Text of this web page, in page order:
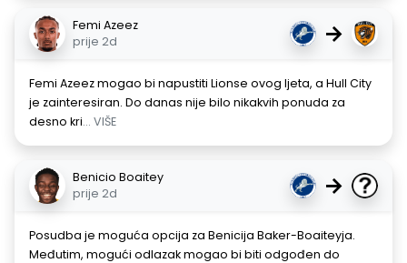
Femi Azeez
prije 2d
→
Femi Azeez mogao bi napustiti Lionse ovog ljeta, a Hull City
je zainteresiran. Do danas nije bilo nikakvih ponuda za
desno kri... VIŠE
Benicio Boaitey
prije 2d
→
Posudba je moguća opcija za Benicija Baker-Boaiteyja.
Međutim, mogući odlazak mogao bi biti odgođen do